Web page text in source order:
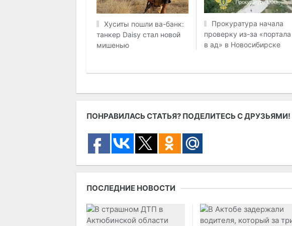
Хуситы пошли ва-банк:
танкер Daisy стал новой
мишенью
Прокуратура начала
проверку из-за «портала
в ад» в Новосибирске
ПОНРАВИЛАСЬ СТАТЬЯ? ПОДЕЛИТЕСЬ С ДРУЗЬЯМИ!
ПОСЛЕДНИЕ НОВОСТИ